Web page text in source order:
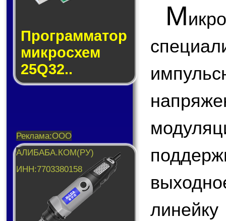
Прог­рам­ма­тор
мик­ро­схем
25Q32..
М